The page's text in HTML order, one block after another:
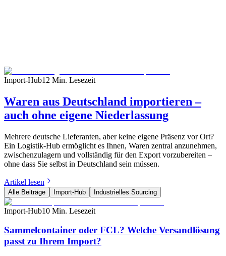
Import-Hub12 Min. Lesezeit
Waren aus Deutschland importieren –
auch ohne eigene Niederlassung
Mehrere deutsche Lieferanten, aber keine eigene Präsenz vor Ort?
Ein Logistik-Hub ermöglicht es Ihnen, Waren zentral anzunehmen,
zwischenzulagern und vollständig für den Export vorzubereiten –
ohne dass Sie selbst in Deutschland sein müssen.
Artikel lesen
Alle Beiträge Import-Hub Industrielles Sourcing
Import-Hub10 Min. Lesezeit
Sammelcontainer oder FCL? Welche Versandlösung
passt zu Ihrem Import?